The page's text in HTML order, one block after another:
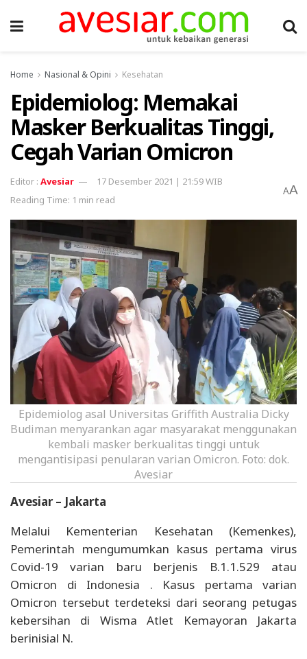
Home Nasional & Opini Kesehatan
Epidemiolog: Memakai
Masker Berkualitas Tinggi,
Cegah Varian Omicron
Avesiar
17 Desember 2021 | 21:59 WIB
Reading Time: 1 min read
AA
Epidemiolog asal Universitas Griffith Australia Dicky
Budiman menyarankan agar masyarakat menggunakan
kembali masker berkualitas tinggi untuk
mengantisipasi penularan varian Omicron. Foto: dok.
Avesiar
Avesiar – Jakarta
Melalui Kementerian Kesehatan (Kemenkes),
Pemerintah mengumumkan kasus pertama virus
Covid-19 varian baru berjenis B.1.1.529 atau
Omicron di Indonesia . Kasus pertama varian
Omicron tersebut terdeteksi dari seorang petugas
kebersihan di Wisma Atlet Kemayoran Jakarta
berinisial N.